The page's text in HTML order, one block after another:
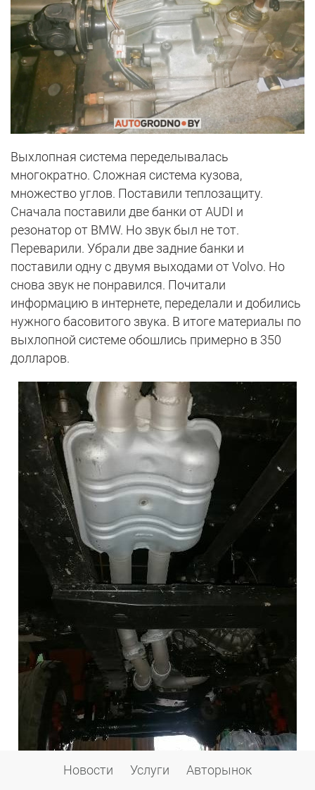
Выхлопная система переделывалась
многократно. Сложная система кузова,
множество углов. Поставили теплозащиту.
Сначала поставили две банки от AUDI и
резонатор от BMW. Но звук был не тот.
Переварили. Убрали две задние банки и
поставили одну с двумя выходами от Volvo. Но
снова звук не понравился. Почитали
информацию в интернете, переделали и добились
нужного басовитого звука. В итоге материалы по
выхлопной системе обошлись примерно в 350
долларов.
Дворники – пришлось расшивать рамку стекла и
Новости Услуги Авторынок